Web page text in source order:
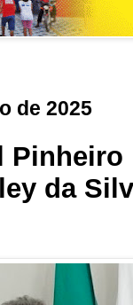
de 2025
Pinheiro
da